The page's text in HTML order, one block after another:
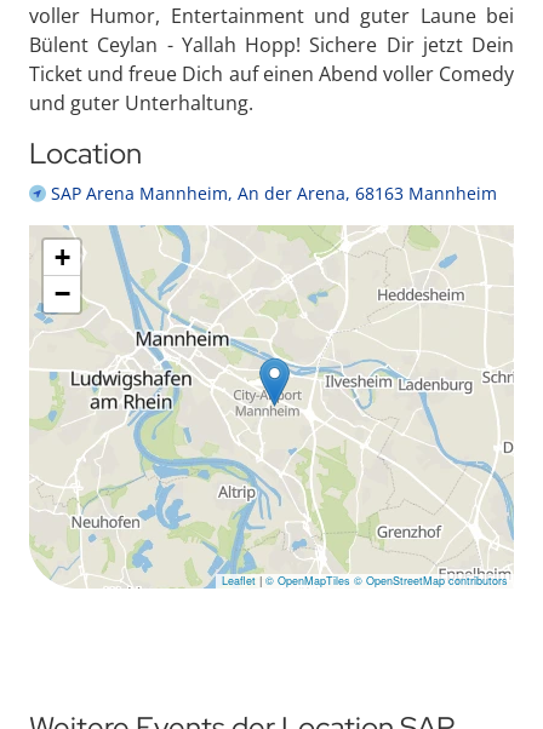
voller Humor, Entertainment und guter Laune bei
Bülent Ceylan - Yallah Hopp! Sichere Dir jetzt Dein
Ticket und freue Dich auf einen Abend voller Comedy
und guter Unterhaltung.
Location
SAP Arena Mannheim, An der Arena, 68163 Mannheim
+
−
Leaflet | © OpenMapTiles © OpenStreetMap contributors